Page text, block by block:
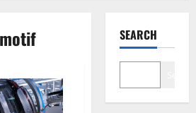
SEARCH